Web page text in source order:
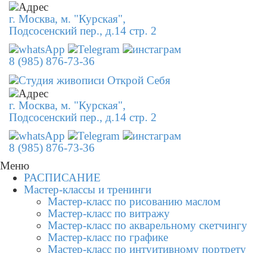
г. Москва, м. "Курская",
Подсосенский пер., д.14 стр. 2
8 (985) 876-73-36
г. Москва, м. "Курская",
Подсосенский пер., д.14 стр. 2
8 (985) 876-73-36
Меню
РАСПИСАНИЕ
Мастер-классы и тренинги
Мастер-класс по рисованию маслом
Мастер-класс по витражу
Мастер-класс по акварельному скетчингу
Мастер-класс по графике
Мастер-класс по интуитивному портрету